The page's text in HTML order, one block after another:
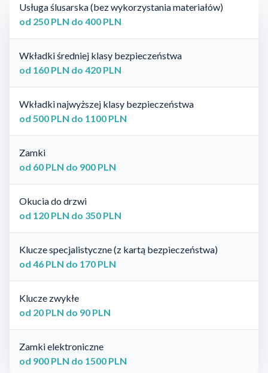
Usługa ślusarska (bez wykorzystania materiałów)
od 250 PLN do 400 PLN
Wkładki średniej klasy bezpieczeństwa
od 160 PLN do 420 PLN
Wkładki najwyższej klasy bezpieczeństwa
od 500 PLN do 1100 PLN
Zamki
od 60 PLN do 900 PLN
Okucia do drzwi
od 120 PLN do 350 PLN
Klucze specjalistyczne (z kartą bezpieczeństwa)
od 46 PLN do 170 PLN
Klucze zwykłe
od 20 PLN do 90 PLN
Zamki elektroniczne
od 900 PLN do 1500 PLN